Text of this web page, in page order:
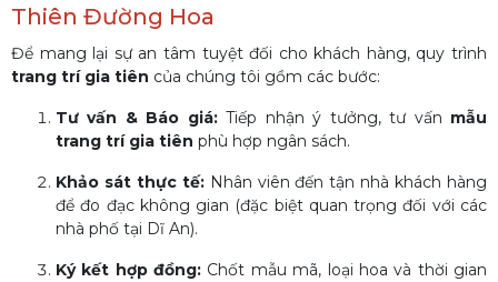
Thiên Đường Hoa
Để mang lại sự an tâm tuyệt đối cho khách hàng, quy trình
trang trí gia tiên của chúng tôi gồm các bước:
Tư vấn & Báo giá:Tiếp nhận ý tưởng, tư vấn mẫu
trang trí gia tiên phù hợp ngân sách.
Khảo sát thực tế:Nhân viên đến tận nhà khách hàng
để đo đạc không gian (đặc biệt quan trọng đối với các
nhà phố tại Dĩ An).
Ký kết hợp đồng: Chốt mẫu mã, loại hoa và thời gian